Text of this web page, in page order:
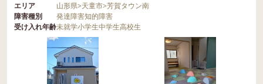
エリア 山形県>天童市>芳賀タウン南
障害種別
発達障害知的障害
受け入れ年齢未就学小学生中学生高校生